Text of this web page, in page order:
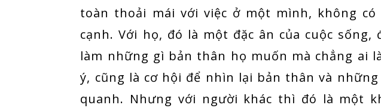
toàn thoải mái với việc ở một mình, không
cạnh. Với họ, đó là một đặc ân của cuộc sống,
làm những gì bản thân họ muốn mà chẳng ai
ý, cũng là cơ hội để nhìn lại bản thân và
quanh. Nhưng với người khác thì đó là một